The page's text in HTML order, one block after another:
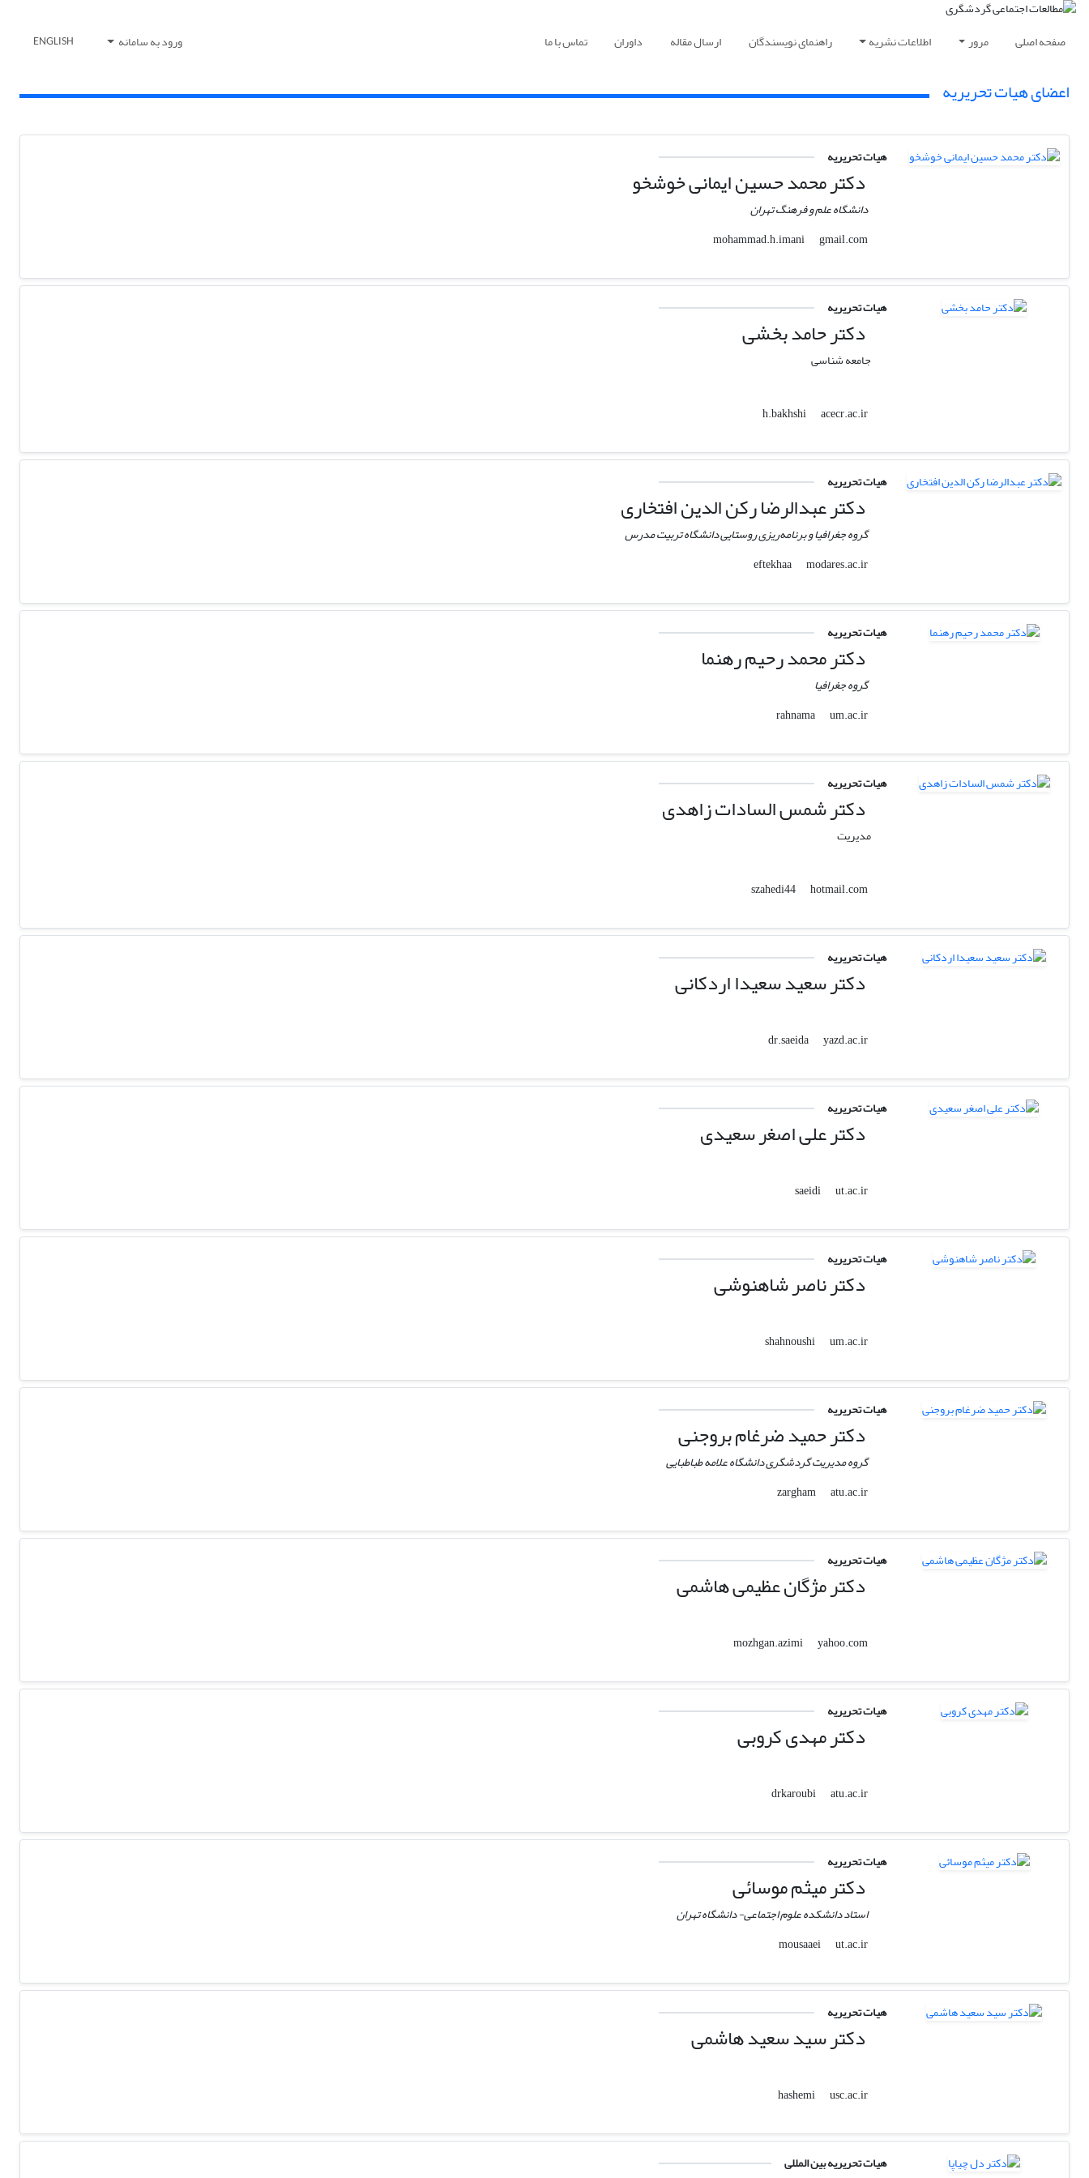
صفحه اصلی مرور اطلاعات نشریه راهنمای نویسندگان ارسال مقاله داوران تماس با ما ورود به سامانه ENGLISH
اعضای هیات تحریریه
هیات تحریریه
دکتر محمد حسین ایمانی خوشخو
دانشگاه علم و فرهنگ تهران
mohammad.h.imani
gmail.com
هیات تحریریه
دکتر حامد بخشی
جامعه شناسی
h.bakhshi
acecr.ac.ir
هیات تحریریه
دکتر عبدالرضا رکن الدین افتخاری
گروه جغرافیا و برنامه‌ریزی روستایی دانشگاه تربیت مدرس
eftekhaa
modares.ac.ir
هیات تحریریه
دکتر محمد رحیم رهنما
گروه جغرافیا
rahnama
um.ac.ir
هیات تحریریه
دکتر شمس السادات زاهدی
مدیریت
szahedi44
hotmail.com
هیات تحریریه
دکتر سعید سعیدا اردکانی
dr.saeida
yazd.ac.ir
هیات تحریریه
دکتر علی اصغر سعیدی
saeidi
ut.ac.ir
هیات تحریریه
دکتر ناصر شاهنوشی
shahnoushi
um.ac.ir
هیات تحریریه
دکتر حمید ضرغام بروجنی
گروه مدیریت گردشگری دانشگاه علامه طباطبایی
zargham
atu.ac.ir
هیات تحریریه
دکتر مژگان عظیمی هاشمی
mozhgan.azimi
yahoo.com
هیات تحریریه
دکتر مهدی کروبی
drkaroubi
atu.ac.ir
هیات تحریریه
دکتر میثم موسائی
استاد دانشکده علوم اجتماعی- دانشگاه تهران
mousaaei
ut.ac.ir
هیات تحریریه
دکتر سید سعید هاشمی
hashemi
usc.ac.ir
هیات تحریریه بین المللی